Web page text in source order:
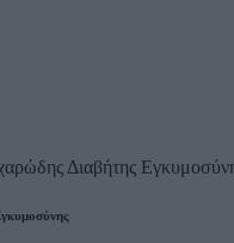
Διαβήτης